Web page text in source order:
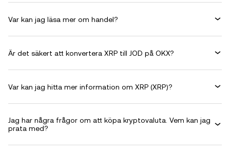
Var kan jag läsa mer om handel?
Är det säkert att konvertera XRP till JOD på OKX?
Var kan jag hitta mer information om XRP (XRP)?
Jag har några frågor om att köpa kryptovaluta. Vem kan jag
prata med?